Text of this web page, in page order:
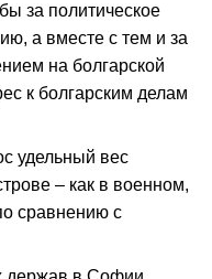
за политическое
а вместе с тем и за
на болгарской
к болгарским делам
удельный вес
– как в военном,
сравнению с